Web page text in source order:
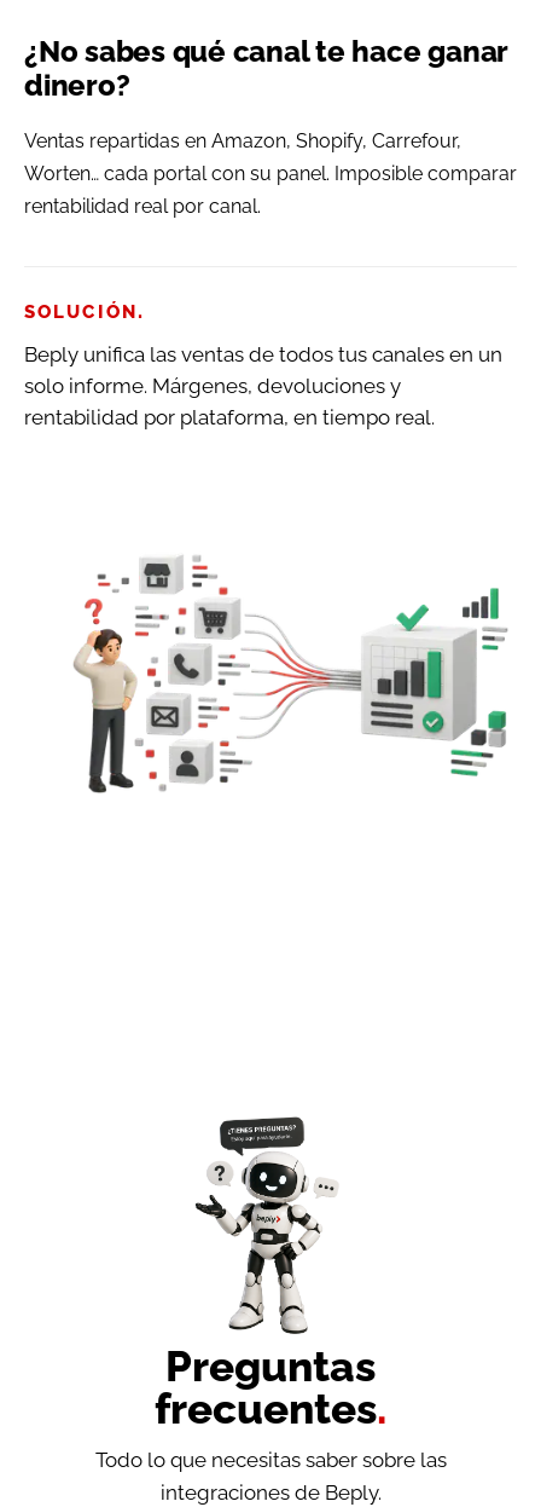
¿No sabes qué canal te hace ganar
dinero?
Ventas repartidas en Amazon, Shopify, Carrefour,
Worten… cada portal con su panel. Imposible comparar
rentabilidad real por canal.
SOLUCIÓN.
Beply unifica las ventas de todos tus canales en un
solo informe. Márgenes, devoluciones y
rentabilidad por plataforma, en tiempo real.
Preguntas
frecuentes.
Todo lo que necesitas saber sobre las
integraciones de Beply.